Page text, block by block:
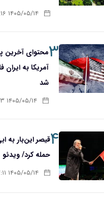
۱۴۰۵/۰۵/۱۴ ۲۳:۱۶
۳محتوای آخرین
آمریکا به ایران
شد
۱۴۰۵/۰۵/۱۴ ۲۳:۱۳
۴قیصر این‌بار به
حمله کرد/ ویدئو
۱۴۰۵/۰۵/۱۴ ۲۳:۱۱